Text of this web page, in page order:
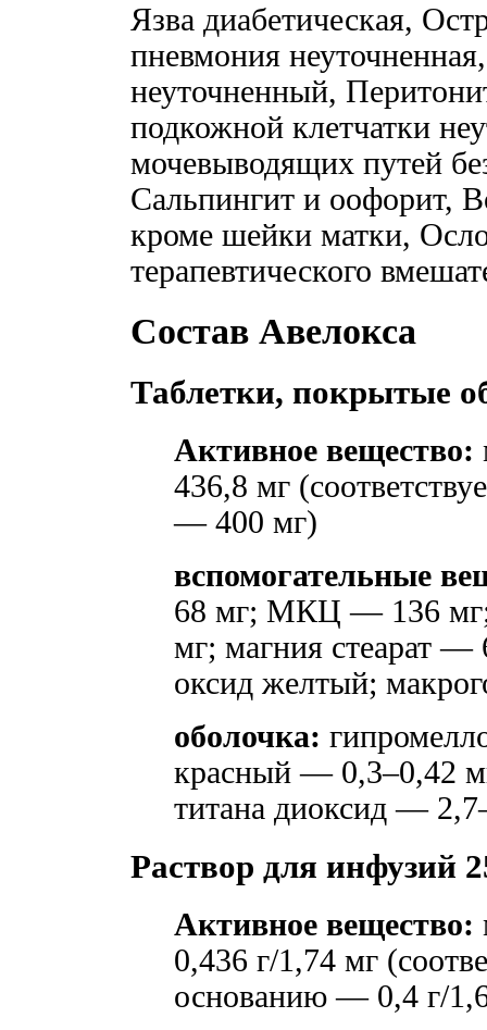
Язва диабетическая,
пневмония
неуточненный,
подкожной клетчатки
мочевыводящих путей
Сальпингит и оофорит,
кроме шейки матки,
терапевтического
Состав Авелокса
Таблетки, покрытые
Активное вещество:
436,8 мг
— 400 мг)
вспомогательные
68 мг; МКЦ — 136 мг;
мг; магния стеарат —
оксид желтый;
оболочка:
красный — 0,3–0,42
титана диоксид —
Раствор для инфузий
Активное вещество:
0,436 г/1,74 мг
основанию — 0,4 г/